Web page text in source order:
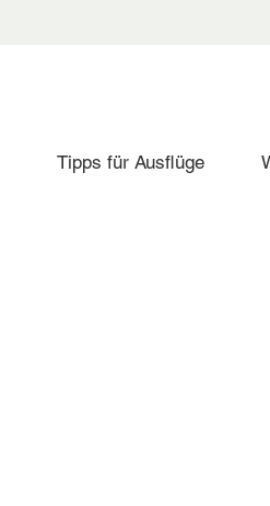
Tipps für Ausflüge